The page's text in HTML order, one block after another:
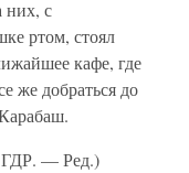
них, с
ртом, стоял
кафе, где
же добраться до
ГДР. — Ред.)